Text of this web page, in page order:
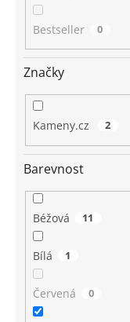
Bestseller 0
Značky
Kameny.cz 2
Barevnost
Béžová 11
Bílá 1
Červená 0